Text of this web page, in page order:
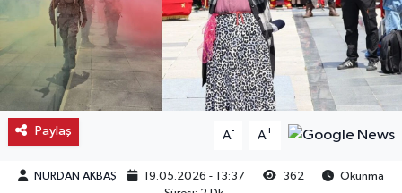
Paylaş A- A+
NURDAN AKBAŞ 19.05.2026 - 13:37 362
Okunma
Mecitözü
Oğuzlar
Ortaköy
Osmancık